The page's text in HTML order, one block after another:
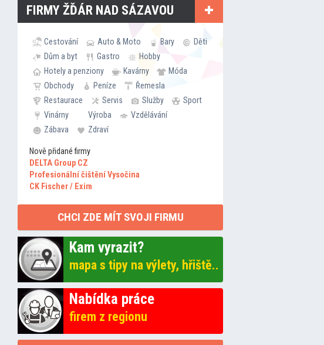
FIRMY ŽĎÁR NAD SÁZAVOU
Cestování Auto & Moto Bary
Děti
Dům a byt
Gastro
Hobby
Hotely a penziony
Kavárny
Móda
Obchody
Peníze
Řemesla
Restaurace
Servis Služby
Sport
Vinárny
Výroba
Vzdělávání
Zábava
Zdraví
Nově přidané firmy
DELTA Group CZ
Profesionální čištění Vysočina
CK Fischer / Exim
CHCI ZDE MÍT SVOJI FIRMU
Kam vyrazit?
mapa s tipy na výlety, hřiště..
Nabídka práce
firem z regionu